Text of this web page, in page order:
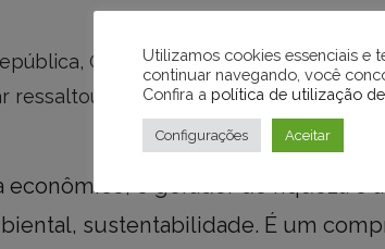
Geraldo Alckmin, participou do
ressaltou a importância da pasta .
econômico, é gerador de riqueza e
sustentabilidade. É um
Utilizamos cookies essenciais e
continuar navegando, você
Confira a política de utilização
Configurações Aceitar